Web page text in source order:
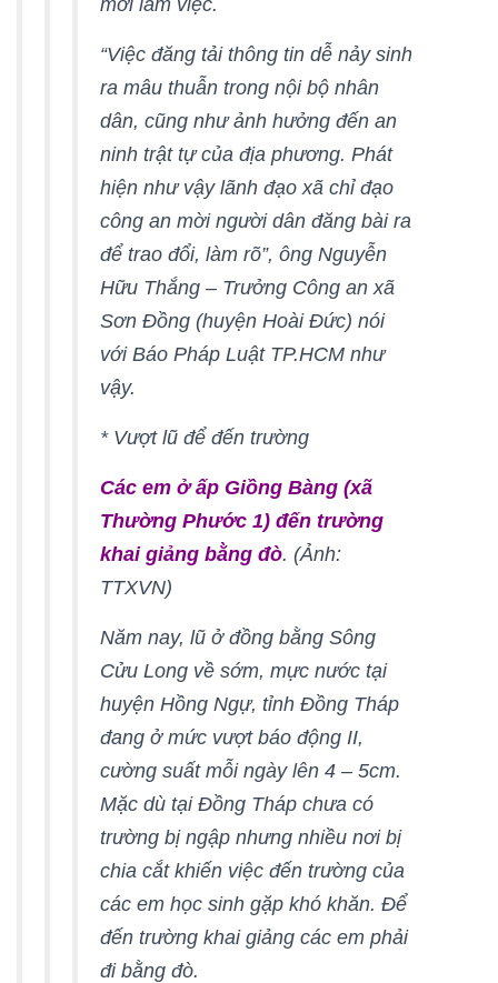
mời làm việc.
“Việc đăng tải thông tin dễ nảy sinh
ra mâu thuẫn trong nội bộ nhân
dân, cũng như ảnh hưởng đến an
ninh trật tự của địa phương. Phát
hiện như vậy lãnh đạo xã chỉ đạo
công an mời người dân đăng bài ra
để trao đổi, làm rõ”, ông Nguyễn
Hữu Thắng – Trưởng Công an xã
Sơn Đồng (huyện Hoài Đức) nói
với Báo Pháp Luật TP.HCM như
vậy.
* Vượt lũ để đến trường
Các em ở ấp Giồng Bàng (xã
Thường Phước 1) đến trường
khai giảng bằng đò. (Ảnh:
TTXVN)
Năm nay, lũ ở đồng bằng Sông
Cửu Long về sớm, mực nước tại
huyện Hồng Ngự, tỉnh Đồng Tháp
đang ở mức vượt báo động II,
cường suất mỗi ngày lên 4 – 5cm.
Mặc dù tại Đồng Tháp chưa có
trường bị ngập nhưng nhiều nơi bị
chia cắt khiến việc đến trường của
các em học sinh gặp khó khăn. Để
đến trường khai giảng các em phải
đi bằng đò.